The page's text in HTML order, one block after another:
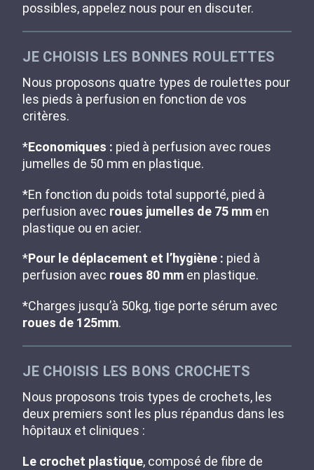
possibles, appelez nous pour en discuter.
JE CHOISIS LES BONNES ROULETTES
Nous proposons quatre types de roulettes pour
les pieds à perfusion en fonction de vos
critères.
*Economiques : pied à perfusion avec roues
jumelles de 50 mm en plastique.
*En fonction du poids total supporté, pied à
perfusion avec roues jumelles de 75 mm en
plastique ou en acier.
*Pour le déplacement et l’hygiène : pied à
perfusion avec roues 80 mm en plastique.
*Charges jusqu’à 50kg, tige porte sérum avec
roues de 125mm.
JE CHOISIS LES BONS CROCHETS
Nous proposons trois types de crochets, les
deux premiers sont les plus répandus dans les
hôpitaux et cliniques :
Le crochet plastique, composé de fibre de